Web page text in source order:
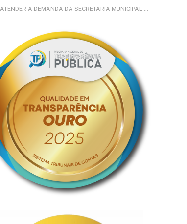
MUNICIPAL DE ASSISTÊNCIA E DESENVOLVIMENTO SOCIAL)